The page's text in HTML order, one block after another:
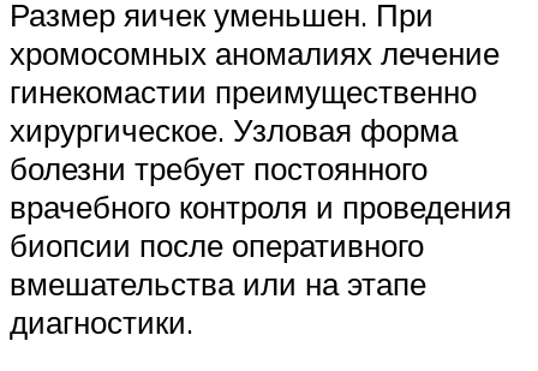
Размер яичек уменьшен. При
хромосомных аномалиях лечение
гинекомастии преимущественно
хирургическое. Узловая форма
болезни требует постоянного
врачебного контроля и проведения
биопсии после оперативного
вмешательства или на этапе
диагностики.